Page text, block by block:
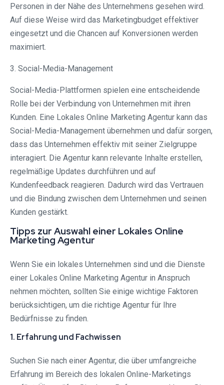
Personen in der Nähe des Unternehmens gesehen wird.
Auf diese Weise wird das Marketingbudget effektiver
eingesetzt und die Chancen auf Konversionen werden
maximiert.
3. Social-Media-Management
Social-Media-Plattformen spielen eine entscheidende
Rolle bei der Verbindung von Unternehmen mit ihren
Kunden. Eine Lokales Online Marketing Agentur kann das
Social-Media-Management übernehmen und dafür sorgen,
dass das Unternehmen effektiv mit seiner Zielgruppe
interagiert. Die Agentur kann relevante Inhalte erstellen,
regelmäßige Updates durchführen und auf
Kundenfeedback reagieren. Dadurch wird das Vertrauen
und die Bindung zwischen dem Unternehmen und seinen
Kunden gestärkt.
Tipps zur Auswahl einer Lokales Online
Marketing Agentur
Wenn Sie ein lokales Unternehmen sind und die Dienste
einer Lokales Online Marketing Agentur in Anspruch
nehmen möchten, sollten Sie einige wichtige Faktoren
berücksichtigen, um die richtige Agentur für Ihre
Bedürfnisse zu finden.
1. Erfahrung und Fachwissen
Suchen Sie nach einer Agentur, die über umfangreiche
Erfahrung im Bereich des lokalen Online-Marketings